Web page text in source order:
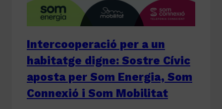
Intercooperació per a un
habitatge digne: Sostre Cívic
aposta per Som Energia, Som
Connexió i Som Mobilitat